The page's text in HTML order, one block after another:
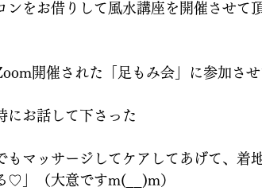
ンをお借りして風水講座を開催させて
開催された「足もみ会」に参加さ
にお話して下さった
もマッサージしてケアしてあげて、着
♡」（大意ですm(__)m）